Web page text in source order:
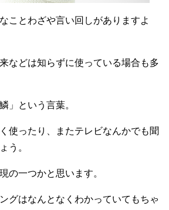
ことわざや言い回しがありますよ
などは知らずに使っている場合も多
」という言葉。
使ったり、またテレビなんかでも聞
う。
の一つかと思います。
グはなんとなくわかっていてもちゃ